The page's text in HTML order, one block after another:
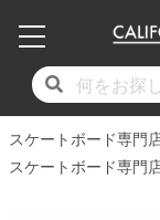
スケートボード専門
スケートボード専門
17時
毎月1日はポイ
17時
毎月1日はポイ
子供用デッキ
7.0inch以下
17時
毎月1日はポイ
7.0inch以下
7.2inch
17時
毎月1日はポイ
50mm
51mm
17時
毎月1日はポイ
20cm
21cm
17時
毎月1日はポイ
17時
毎月1日はポイ
17時
毎月1日はポイ
17時
毎月1日はポイ